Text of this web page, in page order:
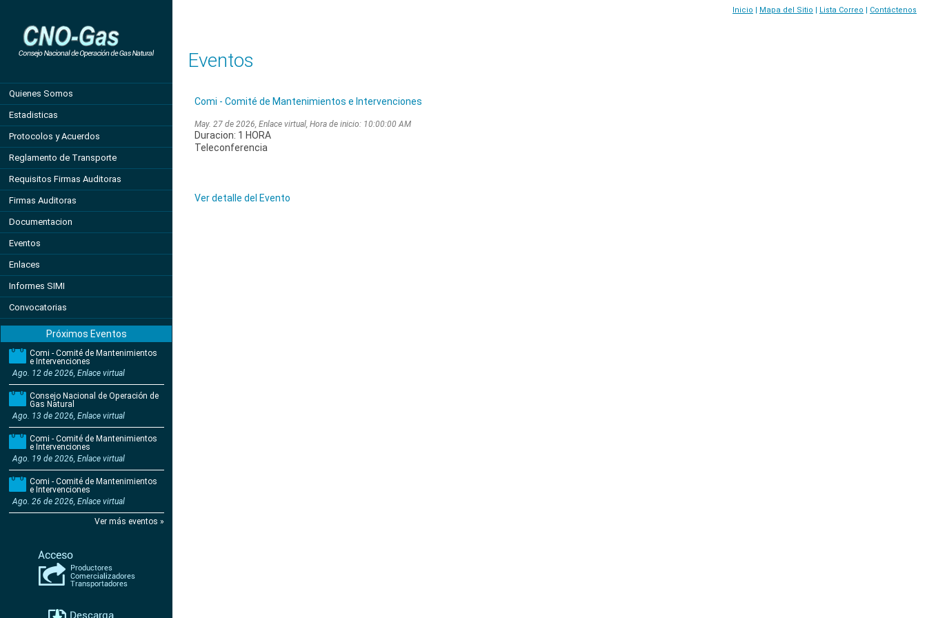
Quienes Somos
Estadisticas
Protocolos y Acuerdos
Reglamento de Transporte
Requisitos Firmas Auditoras
Firmas Auditoras
Documentacion
Eventos
Enlaces
Informes SIMI
Convocatorias
Próximos Eventos
Comi - Comité de Mantenimientos
e Intervenciones
Ago. 12 de 2026, Enlace virtual
Consejo Nacional de Operación de
Gas Natural
Ago. 13 de 2026, Enlace virtual
Comi - Comité de Mantenimientos
e Intervenciones
Ago. 19 de 2026, Enlace virtual
Comi - Comité de Mantenimientos
e Intervenciones
Ago. 26 de 2026, Enlace virtual
Ver más eventos »
Inicio | Mapa del Sitio | Lista Correo | Contáctenos
Eventos
Comi - Comité de Mantenimientos e Intervenciones
May. 27 de 2026, Enlace virtual, Hora de inicio: 10:00:00 AM
Duracion: 1 HORA
Teleconferencia
Ver detalle del Evento